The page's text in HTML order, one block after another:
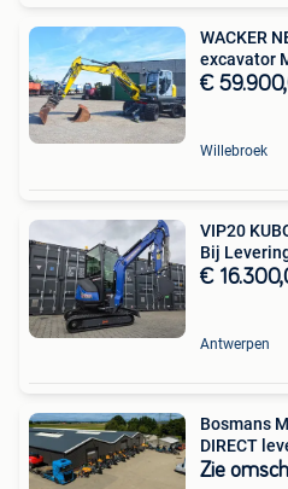
WACKER
excavator
€
Willebroek
VIP20
Bij
€
Antwerpen
Bosmans
DIRECT
Zie